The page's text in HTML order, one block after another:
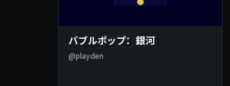
バブルポップ：銀河
@playden